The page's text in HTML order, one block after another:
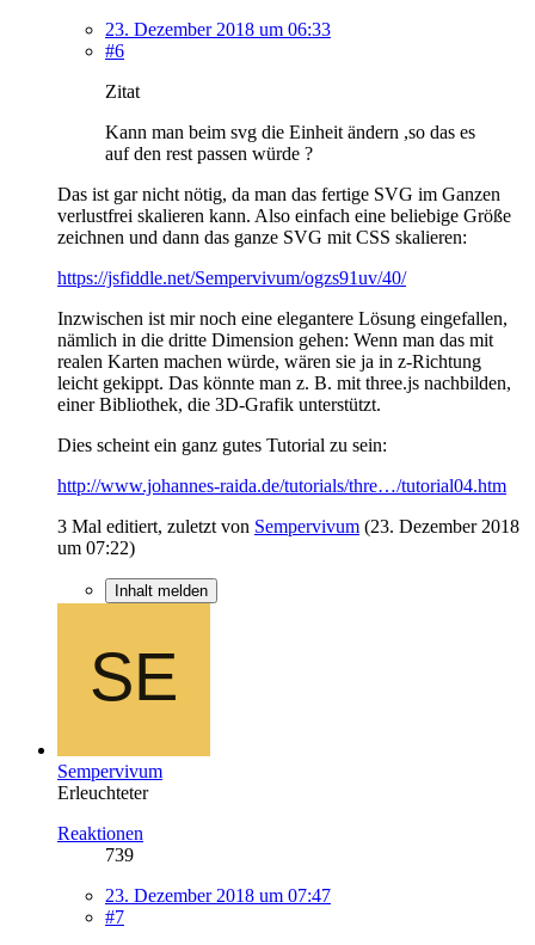
23. Dezember 2018 um 06:33
#6
Zitat
Kann man beim svg die Einheit ändern ,so das es
auf den rest passen würde ?
Das ist gar nicht nötig, da man das fertige SVG im Ganzen
verlustfrei skalieren kann. Also einfach eine beliebige Größe
zeichnen und dann das ganze SVG mit CSS skalieren:
https://jsfiddle.net/Sempervivum/ogzs91uv/40/
Inzwischen ist mir noch eine elegantere Lösung eingefallen,
nämlich in die dritte Dimension gehen: Wenn man das mit
realen Karten machen würde, wären sie ja in z-Richtung
leicht gekippt. Das könnte man z. B. mit three.js nachbilden,
einer Bibliothek, die 3D-Grafik unterstützt.
Dies scheint ein ganz gutes Tutorial zu sein:
http://www.johannes-raida.de/tutorials/thre…/tutorial04.htm
3 Mal editiert, zuletzt von Sempervivum (23. Dezember 2018
um 07:22)
Inhalt melden
Sempervivum
Erleuchteter
Reaktionen
739
23. Dezember 2018 um 07:47
#7